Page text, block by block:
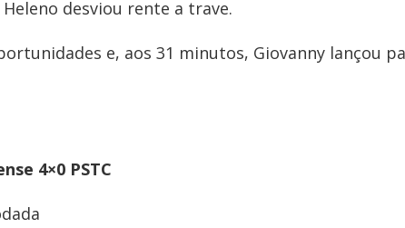
desviou rente a trave.
e, aos 31 minutos, Giovanny lançou
4×0 PSTC